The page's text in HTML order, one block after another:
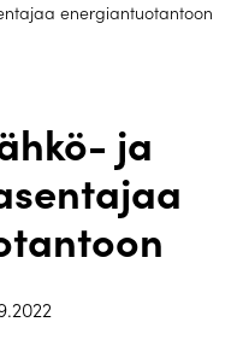
energiantuotantoon
ja